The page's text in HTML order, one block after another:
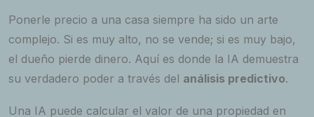
Ponerle precio a una casa siempre ha sido un arte
complejo. Si es muy alto, no se vende; si es muy bajo,
el dueño pierde dinero. Aquí es donde la IA demuestra
su verdadero poder a través del análisis predictivo.
Una IA puede calcular el valor de una propiedad en